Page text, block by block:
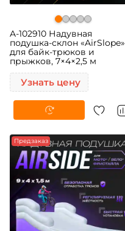
A-102910 Надувная
подушка-склон «AirSlope»
для байк-трюков и
прыжков, 7×4×2,5 м
Узнать цену
Предзаказ